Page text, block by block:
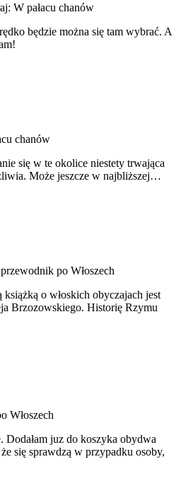
W pałacu chanów
będzie można się tam wybrać. A
chanów
się w te okolice niestety trwająca
Może jeszcze w najbliższej…
po Włoszech
o włoskich obyczajach jest
Brzozowskiego. Historię Rzymu
Włoszech
Dodałam juz do koszyka obydwa
się sprawdzą w przypadku osoby,